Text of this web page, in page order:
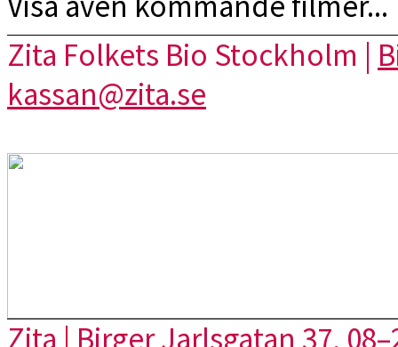
Zita Folkets Bio Stockholm |
kassan@zita.se
Zita | Birger Jarlsgatan 37,